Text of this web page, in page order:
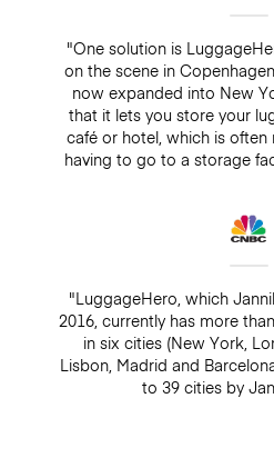
"One solution is
on the scene in
now expanded into New
that it lets you store your
café or hotel, which is
having to go to a storage
"LuggageHero, which
2016, currently has more
in six cities (New York,
Lisbon, Madrid and
to 39 cities by